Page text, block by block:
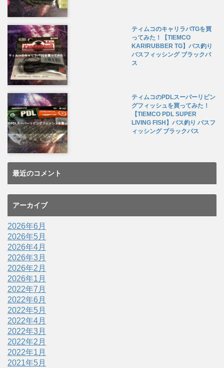
ティムコのキャリラバTGを買
ってみた！【TIEMCO
KARIRUBBER TG】バス釣り
バスフィッシング ブラックバ
ス
ティムコのPDLスーパーリビン
グフィッシュを買ってみた！
【TIEMCO PDL SUPER
LIVING FISH】バス釣り バスフ
ィッシング ブラックバス
最近のコメント
アーカイブ
2026年6月
2026年5月
2026年4月
2026年3月
2026年2月
2026年1月
2022年7月
2022年6月
2022年5月
2022年4月
2022年3月
2022年2月
2022年1月
2021年5月